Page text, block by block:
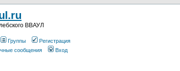
ВВАУЛ
Группы
Регистрация
сообщения Вход